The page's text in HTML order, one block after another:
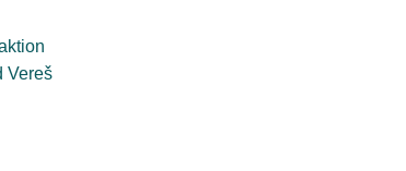
Vereš